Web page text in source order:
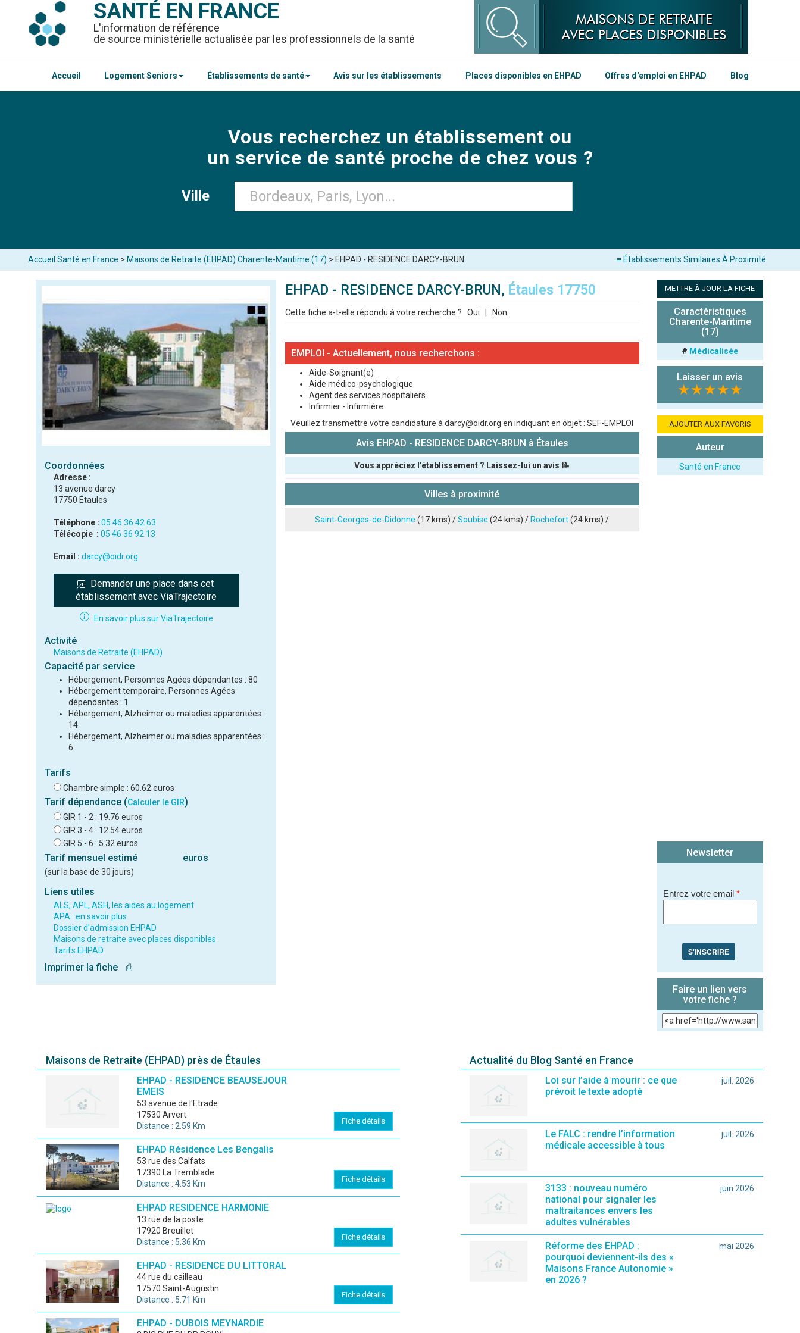
SANTÉ EN FRANCE
L'information de référence
de source ministérielle actualisée par les professionnels de la santé
Accueil Logement Seniors Établissements de santé Avis sur les établissements Places disponibles en EHPAD Offres d'emploi en EHPAD Blog
Vous recherchez un établissement ou
un service de santé proche de chez vous ?
Ville
≡ Établissements Similaires À Proximité
Accueil Santé en France > Maisons de Retraite (EHPAD) Charente-Maritime (17) > EHPAD - RESIDENCE DARCY-BRUN
Coordonnées
Adresse :
13 avenue darcy
17750 Étaules
Téléphone : 05 46 36 42 63
Télécopie : 05 46 36 92 13
Email : darcy@oidr.org
Demander une place dans cet
établissement avec ViaTrajectoire
En savoir plus sur ViaTrajectoire
Activité
Maisons de Retraite (EHPAD)
Capacité par service
Hébergement, Personnes Agées dépendantes : 80
Hébergement temporaire, Personnes Agées
dépendantes : 1
Hébergement, Alzheimer ou maladies apparentées :
14
Hébergement, Alzheimer ou maladies apparentées :
6
Tarifs
Chambre simple : 60.62 euros
Tarif dépendance (Calculer le GIR)
GIR 1 - 2 : 19.76 euros
GIR 3 - 4 : 12.54 euros
GIR 5 - 6 : 5.32 euros
Tarif mensuel estimé euros
(sur la base de 30 jours)
Liens utiles
ALS, APL, ASH, les aides au logement
APA : en savoir plus
Dossier d'admission EHPAD
Maisons de retraite avec places disponibles
Tarifs EHPAD
Imprimer la fiche ⎙
EHPAD - RESIDENCE DARCY-BRUN, Étaules 17750
Cette fiche a-t-elle répondu à votre recherche ? Oui Non
EMPLOI - Actuellement, nous recherchons :
Aide-Soignant(e)
Aide médico-psychologique
Agent des services hospitaliers
Infirmier - Infirmière
Veuillez transmettre votre candidature à darcy@oidr.org en indiquant en objet : SEF-EMPLOI
Avis EHPAD - RESIDENCE DARCY-BRUN à Étaules
Vous appréciez l'établissement ? Laissez-lui un avis 📝
Note que vous souhaitez attribuer :
Villes à proximité
Saint-Georges-de-Didonne (17 kms) /Soubise (24 kms) / Rochefort(24 kms) /
METTRE À JOUR LA FICHE
Caractéristiques
Charente-Maritime
(17)
# Médicalisée
Laisser un avis
★★★★★
AJOUTER AUX FAVORIS
Auteur
Santé en France
Newsletter
Entrez votre email *
S'INSCRIRE
Faire un lien vers
votre fiche ?
Maisons de Retraite (EHPAD) près de Étaules
EHPAD - RESIDENCE BEAUSEJOUR
EMEIS
53 avenue de l'Etrade
17530 Arvert
Distance : 2.59 Km
Fiche détails
EHPAD Résidence Les Bengalis
53 rue des Calfats
17390 La Tremblade
Distance : 4.53 Km
Fiche détails
EHPAD RESIDENCE HARMONIE
13 rue de la poste
17920 Breuillet
Distance : 5.36 Km
Fiche détails
EHPAD - RESIDENCE DU LITTORAL
44 rue du cailleau
17570 Saint-Augustin
Distance : 5.71 Km
Fiche détails
EHPAD - DUBOIS MEYNARDIE
Actualité du Blog Santé en France
Loi sur l’aide à mourir : ce que
prévoit le texte adopté
juil. 2026
Le FALC : rendre l’information
médicale accessible à tous
juil. 2026
3133 : nouveau numéro
national pour signaler les
maltraitances envers les
adultes vulnérables
juin 2026
Réforme des EHPAD :
pourquoi deviennent-ils des «
Maisons France Autonomie »
en 2026 ?
mai 2026